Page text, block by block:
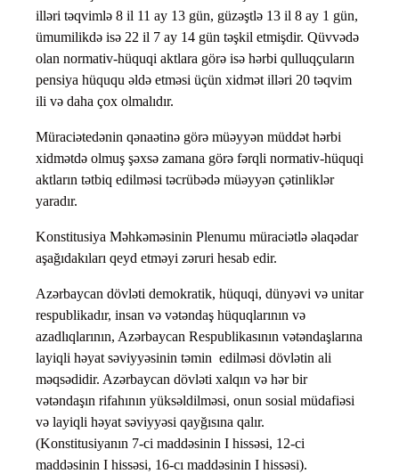
illəri təqvimlə 8 il 11 ay 13 gün, güzəştlə 13 il 8 ay 1 gün,
ümumilikdə isə 22 il 7 ay 14 gün təşkil etmişdir. Qüvvədə
olan normativ-hüquqi aktlara görə isə hərbi qulluqçuların
pensiya hüququ əldə etməsi üçün xidmət illəri 20 təqvim
ili və daha çox olmalıdır.
Müraciətedənin qənaətinə görə müəyyən müddət hərbi
xidmətdə olmuş şəxsə zamana görə fərqli normativ-hüquqi
aktların tətbiq edilməsi təcrübədə müəyyən çətinliklər
yaradır.
Konstitusiya Məhkəməsinin Plenumu müraciətlə əlaqədar
aşağıdakıları qeyd etməyi zəruri hesab edir.
Azərbaycan dövləti demokratik, hüquqi, dünyəvi və unitar
respublikadır, insan və vətəndaş hüquqlarının və
azadlıqlarının, Azərbaycan Respublikasının vətəndaşlarına
layiqli həyat səviyyəsinin təmin edilməsi dövlətin ali
məqsədidir. Azərbaycan dövləti xalqın və hər bir
vətəndaşın rifahının yüksəldilməsi, onun sosial müdafiəsi
və layiqli həyat səviyyəsi qayğısına qalır.
(Konstitusiyanın 7-ci maddəsinin I hissəsi, 12-ci
maddəsinin I hissəsi, 16-cı maddəsinin I hissəsi).